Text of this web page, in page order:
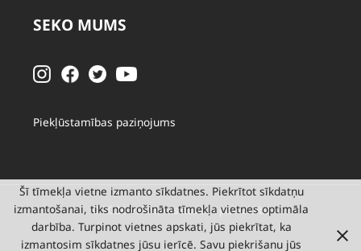
SEKO MUMS
Piekļūstamības paziņojums
© 2026 Valmieras novada pašvaldība
Šī tīmekļa vietne izmanto sīkdatnes. Piekrītot sīkdatņu
izmantošanai, tiks nodrošināta tīmekļa vietnes optimāla
darbība. Turpinot vietnes apskati, jūs piekrītat, ka
izmantosim sīkdatnes jūsu ierīcē. Savu piekrišanu jūs